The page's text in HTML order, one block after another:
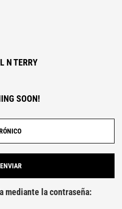
N TERRY
SOON!
mediante la contraseña: